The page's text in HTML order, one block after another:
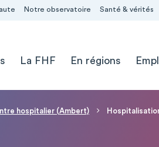
Notre observatoire Santé & vérités
La FHF En régions
hospitalier (Ambert)